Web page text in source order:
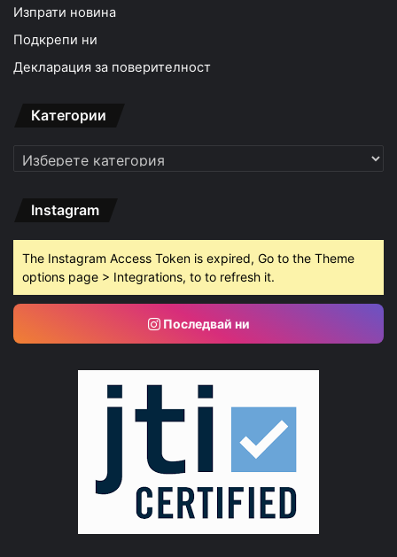
Изпрати новина
Подкрепи ни
Декларация за поверителност
Категории
Категории
Instagram
The Instagram Access Token is expired, Go to the Theme
options page > Integrations, to to refresh it.
Последвай ни